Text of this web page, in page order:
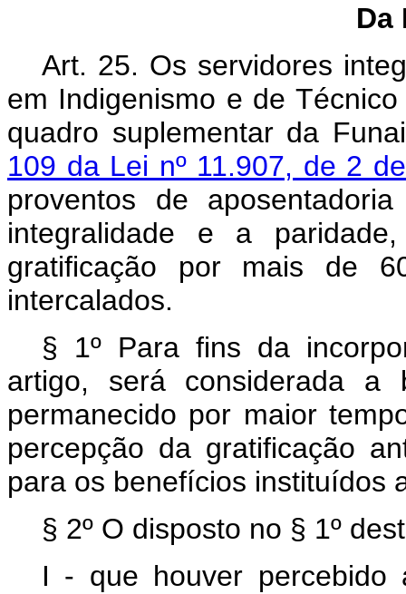
Da
Art. 25. Os servidores
em Indigenismo e de
quadro suplementar da
109 da Lei nº 11.907, de 2
proventos de
integralidade e a
gratificação por mais de
intercalados.
§ 1º Para fins da
artigo, será considerada
permanecido por maior
percepção da gratificação
para os benefícios instituídos
§ 2º O disposto no § 1º
I - que houver